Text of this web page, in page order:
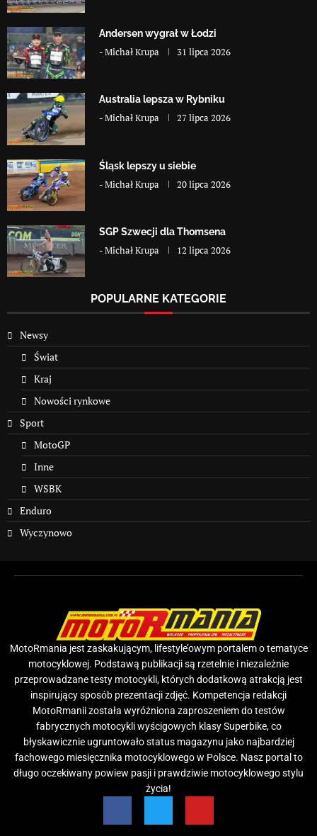
Andersen wygrał w Łodzi
-Michał Krupa 31 lipca 2026
Australia lepsza w Rybniku
-Michał Krupa 27 lipca 2026
Śląsk lepszy u siebie
-Michał Krupa 20 lipca 2026
SGP Szwecji dla Thomsena
-Michał Krupa 12 lipca 2026
POPULARNE KATEGORIE
Newsy
Świat
Kraj
Nowości rynkowe
Sport
MotoGP
Inne
WSBK
Enduro
Wyczynowo
MotoRmania jest zaskakującym, lifestyle’owym portalem o tematyce
motocyklowej. Podstawą publikacji są rzetelnie i niezależnie
przeprowadzane testy motocykli, których dodatkową atrakcją jest
inspirujący sposób prezentacji zdjęć. Kompetencja redakcji
MotoRmanii została wyróżniona zaproszeniem do testów
fabrycznych motocykli wyścigowych klasy Superbike, co
błyskawicznie ugruntowało status magazynu jako najbardziej
fachowego miesięcznika motocyklowego w Polsce. Nasz portal to
długo oczekiwany powiew pasji i prawdziwie motocyklowego stylu
życia!